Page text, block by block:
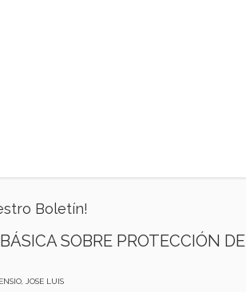
Boletín!
SOBRE PROTECCIÓN DE
JOSE LUIS